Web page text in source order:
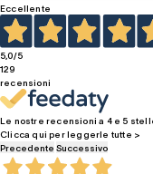
Eccellente
5,0/5
129
recensioni
Le nostre recensioni a 4 e 5
Clicca qui per leggerle tutte >
Precedente Successivo